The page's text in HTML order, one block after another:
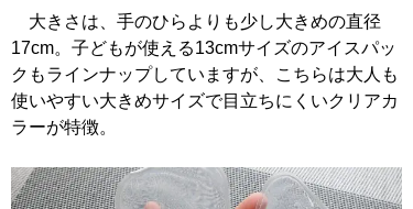
大きさは、手のひらよりも少し大きめの直径
17cm。子どもが使える13cmサイズのアイスパッ
クもラインナップしていますが、こちらは大人も
使いやすい大きめサイズで目立ちにくいクリアカ
ラーが特徴。